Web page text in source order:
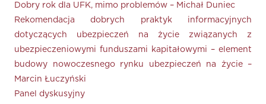
Dobry rok dla UFK, mimo problemów – Michał Duniec
Rekomendacja dobrych praktyk informacyjnych
dotyczących ubezpieczeń na życie związanych z
ubezpieczeniowymi funduszami kapitałowymi – element
budowy nowoczesnego rynku ubezpieczeń na życie –
Marcin Łuczyński
Panel dyskusyjny